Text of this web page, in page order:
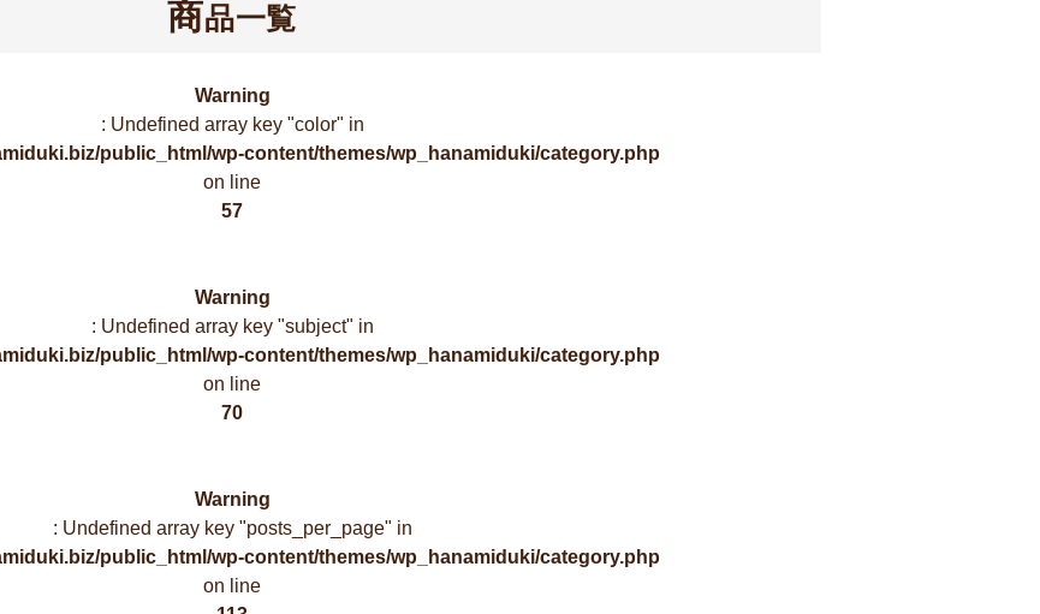
商品一覧
Warning
: Undefined array key "color" in
public_html/wp-content/themes/wp_hanamiduki/category.php
on line
57
Warning
: Undefined array key "subject" in
public_html/wp-content/themes/wp_hanamiduki/category.php
on line
70
Warning
: Undefined array key "posts_per_page" in
public_html/wp-content/themes/wp_hanamiduki/category.php
on line